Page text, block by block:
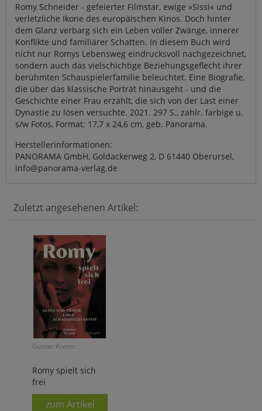
Romy Schneider - gefeierter Filmstar, ewige »Sissi« und
verletzliche Ikone des europäischen Kinos. Doch hinter
dem Glanz verbarg sich ein Leben voller Zwänge, innerer
Konflikte und familiärer Schatten. In diesem Buch wird
nicht nur Romys Lebensweg eindrucksvoll nachgezeichnet,
sondern auch das vielschichtige Beziehungsgeflecht ihrer
berühmten Schauspielerfamilie beleuchtet. Eine Biografie,
die über das klassische Porträt hinausgeht - und die
Geschichte einer Frau erzählt, die sich von der Last einer
Dynastie zu lösen versuchte. 2021. 297 S., zahlr. farbige u.
s/w Fotos, Format: 17,7 x 24,6 cm, geb. Panorama.
Herstellerinformationen:
PANORAMA GmbH, Goldackerweg 2, D 61440 Oberursel,
info@panorama-verlag.de
Zuletzt angesehenen Artikel:
Günter Krenn:
Romy spielt sich
frei
zum Artikel